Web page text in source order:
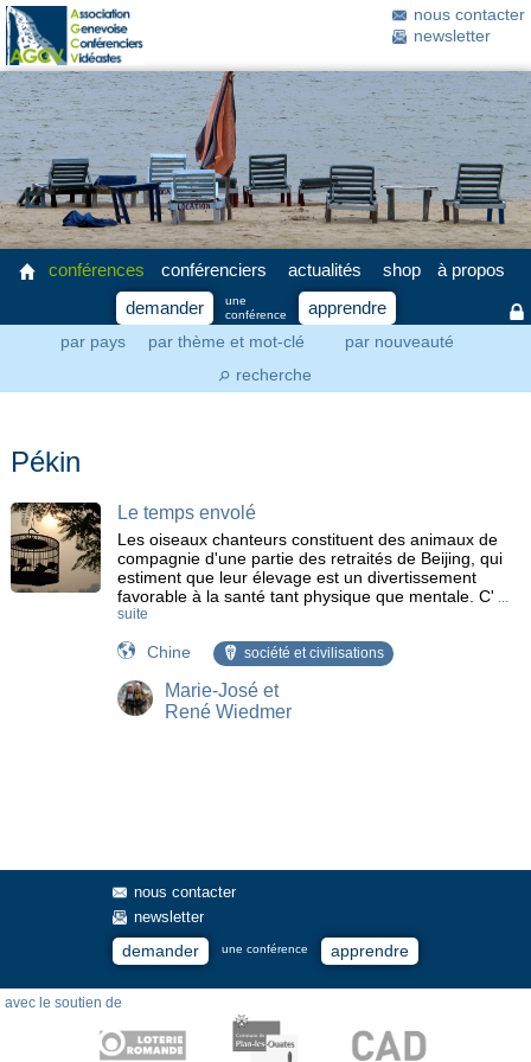
nous contacter
newsletter
conférences
par pays par thème et mot-clé par nouveauté
⚲ recherche
conférenciers actualités shop
à propos
demander
une
conférence
apprendre
Pékin
Le temps envolé
Les oiseaux chanteurs constituent des animaux de
compagnie d'une partie des retraités de Beijing, qui
estiment que leur élevage est un divertissement
favorable à la santé tant physique que mentale. C'
suite
Chine société et civilisations
Marie-José et
René Wiedmer
nous contacter
newsletter
demander une conférence apprendre
avec le soutien de